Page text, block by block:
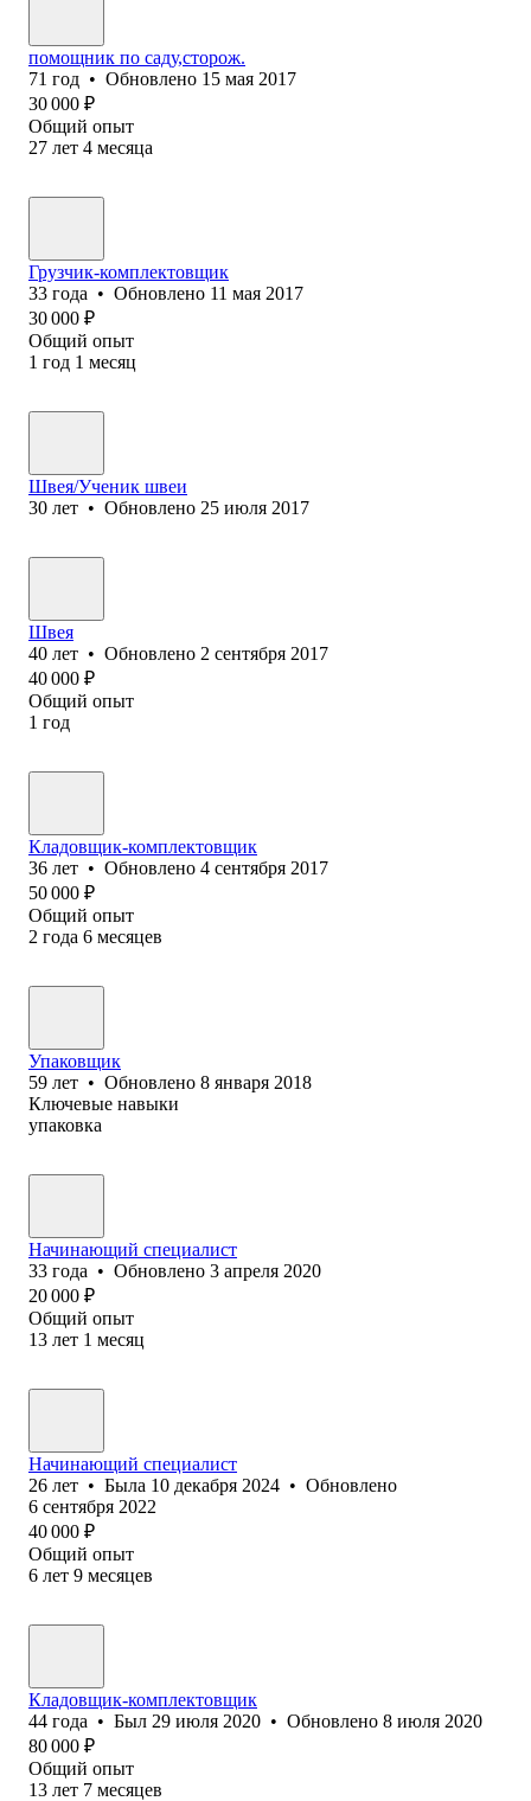
помощник по саду,сторож.
71 год • Обновлено 15 мая 2017
30 000 ₽
Общий опыт
27 лет 4 месяца
Грузчик-комплектовщик
33 года • Обновлено 11 мая 2017
30 000 ₽
Общий опыт
1 год 1 месяц
Швея/Ученик швеи
30 лет • Обновлено 25 июля 2017
Швея
40 лет • Обновлено 2 сентября 2017
40 000 ₽
Общий опыт
1 год
Кладовщик-комплектовщик
36 лет • Обновлено 4 сентября 2017
50 000 ₽
Общий опыт
2 года 6 месяцев
Упаковщик
59 лет • Обновлено 8 января 2018
Ключевые навыки
упаковка
Начинающий специалист
33 года • Обновлено 3 апреля 2020
20 000 ₽
Общий опыт
13 лет 1 месяц
Начинающий специалист
26 лет • Была 10 декабря 2024 • Обновлено
6 сентября 2022
40 000 ₽
Общий опыт
6 лет 9 месяцев
Кладовщик-комплектовщик
44 года • Был 29 июля 2020 • Обновлено 8 июля 2020
80 000 ₽
Общий опыт
13 лет 7 месяцев